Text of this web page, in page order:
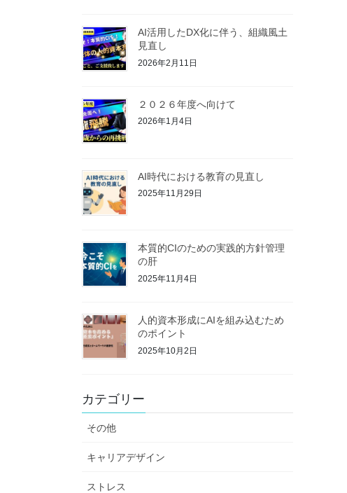
AI活用したDX化に伴う、組織風土
見直し
2026年2月11日
２０２６年度へ向けて
2026年1月4日
AI時代における教育の見直し
2025年11月29日
本質的CIのための実践的方針管理
の肝
2025年11月4日
人的資本形成にAIを組み込むため
のポイント
2025年10月2日
カテゴリー
その他
キャリアデザイン
ストレス